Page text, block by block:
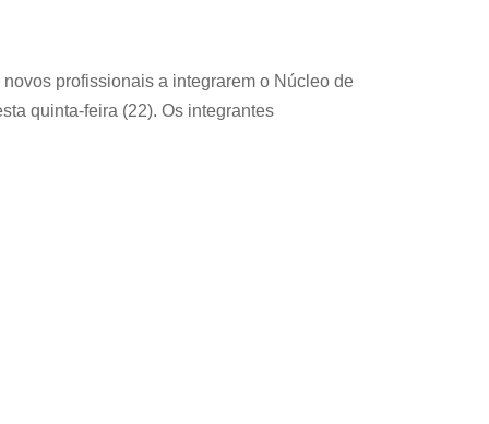
profissionais a integrarem o Núcleo de
quinta-feira (22). Os integrantes